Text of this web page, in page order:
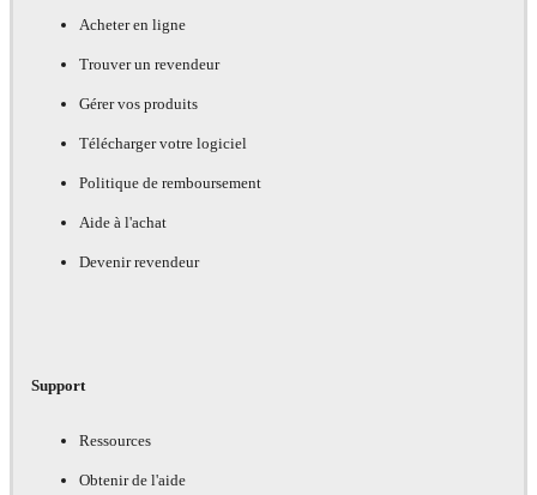
Acheter en ligne
Trouver un revendeur
Gérer vos produits
Télécharger votre logiciel
Politique de remboursement
Aide à l'achat
Devenir revendeur
Support
Ressources
Obtenir de l'aide